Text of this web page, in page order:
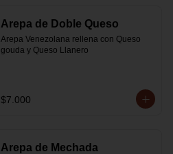
Arepa de Doble Queso
Arepa Venezolana rellena con Queso
gouda y Queso Llanero
$7.000
Arepa de Mechada